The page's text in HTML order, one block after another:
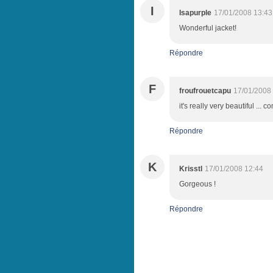
I Isapurple 17/01/2008 13:43
Wonderful jacket!
Répondre
F froufrouetcapu 17/01/2008
it's really very beautiful ...
Répondre
K Krisstl 17/01/2008 12:44
Gorgeous !
Répondre